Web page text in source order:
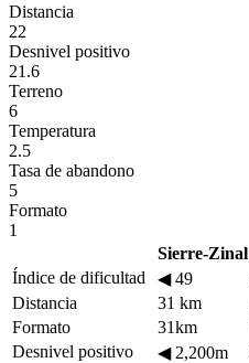
Distancia
22
Desnivel positivo
21.6
Terreno
6
Temperatura
2.5
Tasa de abandono
5
Formato
1
Sierre-Zinal
Índice de dificultad
◀49
Distancia
31 km
Formato
31km
Desnivel positivo
◀2,200m